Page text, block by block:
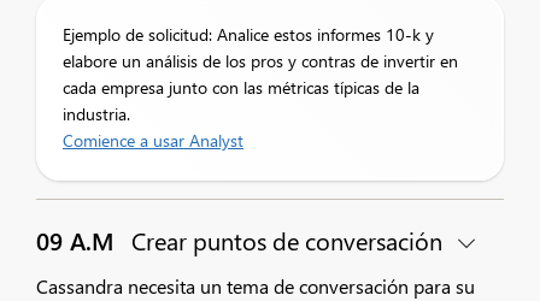
Ejemplo de solicitud: Analice estos informes 10-k y
elabore un análisis de los pros y contras de invertir en
cada empresa junto con las métricas típicas de la
industria.
Comience a usar Analyst
09 A.M Crear puntos de conversación
Cassandra necesita un tema de conversación para su